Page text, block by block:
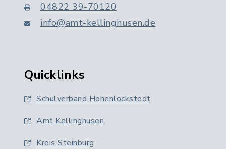
04822 39-70120
info@amt-kellinghusen.de
Quicklinks
Schulverband Hohenlockstedt
Amt Kellinghusen
Kreis Steinburg